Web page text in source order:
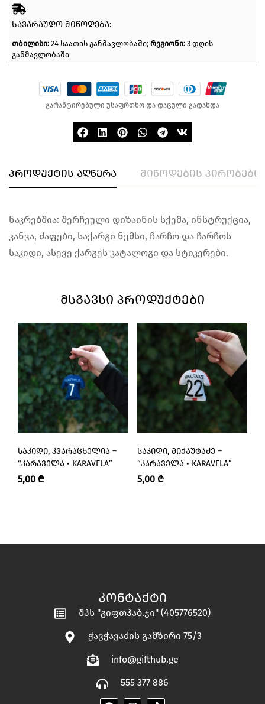
ᲡᲐᲕᲐᲠᲐᲣᲓᲝ ᲛᲘᲬᲝᲓᲔᲑᲐ:
თბილისი: 24 საათის განმავლობაში; რეგიონი: 3 დღის
განმავლობაში
გარანტირებული უსაფრთხო და დაცული გადახდა
პროდუქტის აღწერა მიწოდების პირობები
ნაკრებშია: შერჩეული დიზაინის სქემა, ინსტრუქცია,
კანვა, ძაფები, საქარგი ნემსი, ჩარჩო და ჩარჩოს
საკიდი, ასევე ქარგეს კატალოგი და სტიკერები.
ᲛᲡᲒᲐᲕᲡᲘ ᲞᲠᲝᲓᲣᲥᲢᲔᲑᲘ
ᲡᲐᲙᲘᲓᲘ, ᲙᲕᲐᲠᲐᲪᲮᲔᲚᲘᲐ –
“ᲙᲐᲠᲐᲕᲔᲚᲐ • KARAVELA”
5,00 ₾
ᲡᲐᲙᲘᲓᲘ, ᲛᲘᲥᲐᲣᲢᲐᲫᲔ –
“ᲙᲐᲠᲐᲕᲔᲚᲐ • KARAVELA”
5,00 ₾
ᲙᲝᲜᲢᲐᲥᲢᲘ
შპს "გიფთჰაბ.ჯი" (405776520)
ჭავჭავაძის გამზირი 75/3
info@gifthub.ge
555 377 886